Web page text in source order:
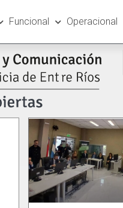
Funcional Operacional